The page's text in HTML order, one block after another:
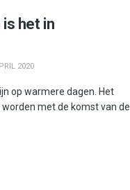
het in
2020
op warmere dagen. Het
met de komst van de